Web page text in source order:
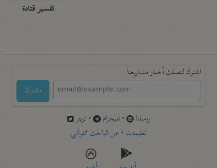
تفسير قتادة
اشترك لتصلك أخبار مشاريعنا
اشترك
راسلنا •تليجرام •تويتر
تعليمات •عن الباحث القرآني